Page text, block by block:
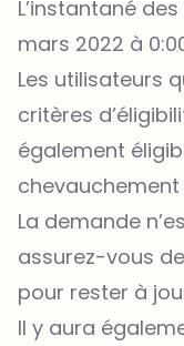
L’instantané
mars 2022 à
Les utilisateurs
critères
également
La demande
assurez-vous
pour rester à
Il y aura